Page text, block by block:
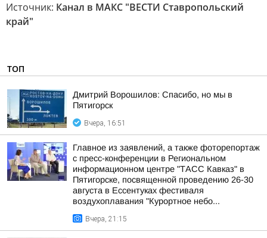
Источник: Канал в МАКС "ВЕСТИ Ставропольский
край"
ТОП
Дмитрий Ворошилов: Спасибо, но мы в
Пятигорск
Вчера, 16:51
Главное из заявлений, а также фоторепортаж
с пресс-конференции в Региональном
информационном центре "ТАСС Кавказ" в
Пятигорске, посвященной проведению 26-30
августа в Ессентуках фестиваля
воздухоплавания "Курортное небо...
Вчера, 21:15